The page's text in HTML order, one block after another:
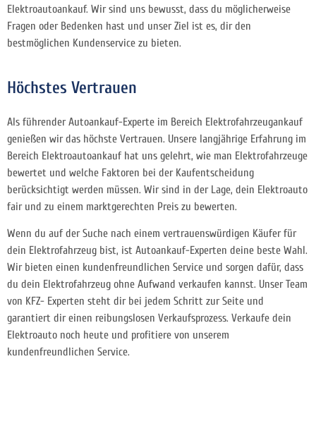
Elektroautoankauf. Wir sind uns bewusst, dass du möglicherweise
Fragen oder Bedenken hast und unser Ziel ist es, dir den
bestmöglichen Kundenservice zu bieten.
Höchstes Vertrauen
Als führender Autoankauf-Experte im Bereich Elektrofahrzeugankauf
genießen wir das höchste Vertrauen. Unsere langjährige Erfahrung im
Bereich Elektroautoankauf hat uns gelehrt, wie man Elektrofahrzeuge
bewertet und welche Faktoren bei der Kaufentscheidung
berücksichtigt werden müssen. Wir sind in der Lage, dein Elektroauto
fair und zu einem marktgerechten Preis zu bewerten.
Wenn du auf der Suche nach einem vertrauenswürdigen Käufer für
dein Elektrofahrzeug bist, ist Autoankauf-Experten deine beste Wahl.
Wir bieten einen kundenfreundlichen Service und sorgen dafür, dass
du dein Elektrofahrzeug ohne Aufwand verkaufen kannst. Unser Team
von KFZ- Experten steht dir bei jedem Schritt zur Seite und
garantiert dir einen reibungslosen Verkaufsprozess. Verkaufe dein
Elektroauto noch heute und profitiere von unserem
kundenfreundlichen Service.